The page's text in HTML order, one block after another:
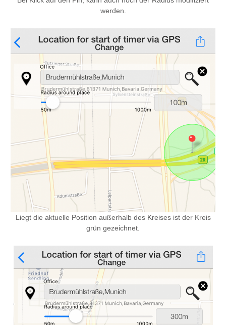
werden.
Liegt die aktuelle Position außerhalb des Kreises ist der Kreis
grün gezeichnet.